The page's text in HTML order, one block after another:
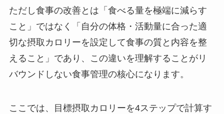
ただし食事の改善とは「食べる量を極端に減らす
こと」ではなく「自分の体格・活動量に合った適
切な摂取カロリーを設定して食事の質と内容を整
えること」であり、この違いを理解することがリ
バウンドしない食事管理の核心になります。
ここでは、目標摂取カロリーを4ステップで計算す